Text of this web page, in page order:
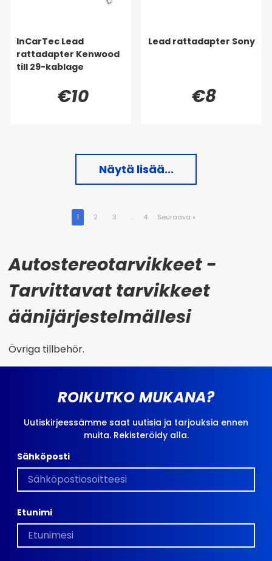
InCarTec Lead
rattadapter Kenwood
till 29-kablage
€10
Lead rattadapter Sony
€8
Näytä lisää...
1 2 3 .. 4 Seuraava »
Autostereotarvikkeet -
Tarvittavat tarvikkeet
äänijärjestelmällesi
Övriga tillbehör.
ROIKUTKO MUKANA?
Uutiskirjeessämme saat uutisia ja tarjouksia ennen
muita. Rekisteröidy alla.
Sähköposti
Etunimi